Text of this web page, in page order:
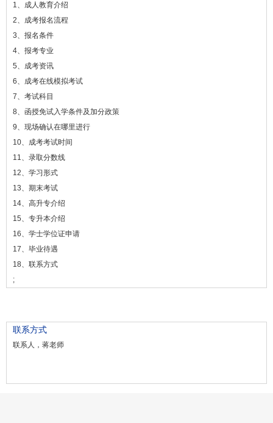
1、成人教育介绍
2、成考报名流程
3、报名条件
4、报考专业
5、成考资讯
6、成考在线模拟考试
7、考试科目
8、函授免试入学条件及加分政策
9、现场确认在哪里进行
10、成考考试时间
11、录取分数线
12、学习形式
13、期末考试
14、高升专介绍
15、专升本介绍
16、学士学位证申请
17、毕业待遇
18、联系方式
;
联系方式
联系人，蒋老师